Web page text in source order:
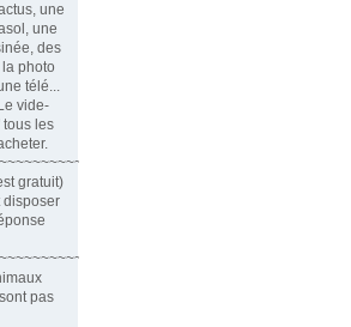
une
une
des
photo
télé...
vide-
tous les
gratuit)
disposer
pas